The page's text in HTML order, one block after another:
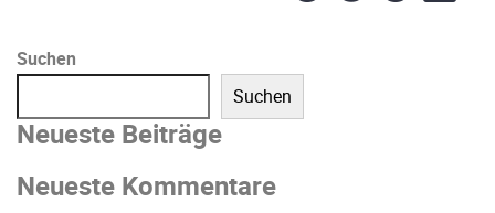
Suchen
Suchen
Neueste Beiträge
Neueste Kommentare